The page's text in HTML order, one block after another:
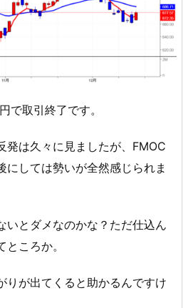
で取引終了です。
発は久々に見ましたが、FMOC
にしては勢いが全然感じられま
いとダメなのかな？ただ仕込ん
ころか。
りが出てくると助かるんですけ